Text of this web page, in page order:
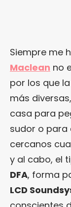
Siempre me
Maclean no
por los que
más
casa para
sudor o
cercanos
y al cabo, el
DFA, forma
LCD